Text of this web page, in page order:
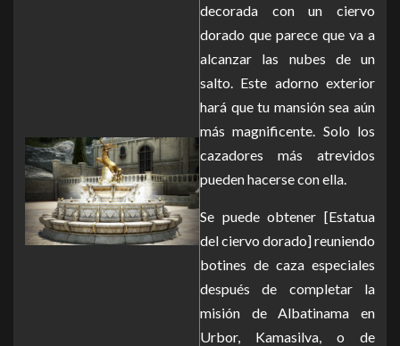
decorada con un ciervo
dorado que parece que va a
alcanzar las nubes de un
salto. Este adorno exterior
hará que tu mansión sea aún
más magnificente. Solo los
cazadores más atrevidos
pueden hacerse con ella.
Se puede obtener [Estatua
del ciervo dorado] reuniendo
botines de caza especiales
después de completar la
misión de Albatinama en
Urbor, Kamasilva, o de